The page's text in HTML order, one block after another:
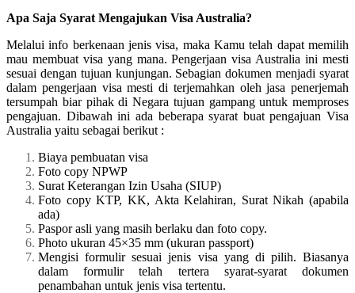
Apa Saja Syarat Mengajukan Visa Australia?
Melalui info berkenaan jenis visa, maka Kamu telah dapat memilih
mau membuat visa yang mana. Pengerjaan visa Australia ini mesti
sesuai dengan tujuan kunjungan. Sebagian dokumen menjadi syarat
dalam pengerjaan visa mesti di terjemahkan oleh jasa penerjemah
tersumpah biar pihak di Negara tujuan gampang untuk memproses
pengajuan. Dibawah ini ada beberapa syarat buat pengajuan Visa
Australia yaitu sebagai berikut :
Biaya pembuatan visa
Foto copy NPWP
Surat Keterangan Izin Usaha (SIUP)
Foto copy KTP, KK, Akta Kelahiran, Surat Nikah (apabila
ada)
Paspor asli yang masih berlaku dan foto copy.
Photo ukuran 45×35 mm (ukuran passport)
Mengisi formulir sesuai jenis visa yang di pilih. Biasanya
dalam formulir telah tertera syarat-syarat dokumen
penambahan untuk jenis visa tertentu.